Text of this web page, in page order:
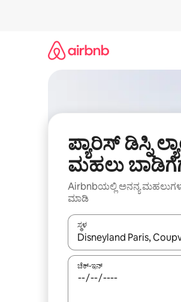
ಪ್ಯಾರಿಸ್ ಡಿಸ್ನಿ
ಮಹಲು
Airbnbಯಲ್ಲಿ ಅನನ್ಯ
ಮಾಡಿ
ಸ್ಥಳ
ಫಲಿತಾಂಶಗಳು ಲಭ್ಯವಿರುವಾಗ,
ಚೆಕ್-ಇನ್